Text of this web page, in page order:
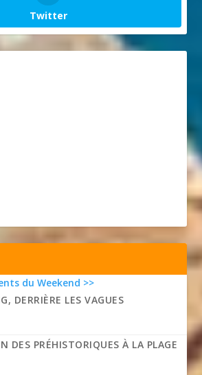
Twitter
du Weekend >>
DERRIÈRE LES VAGUES
DES PRÉHISTORIQUES À LA PLAGE